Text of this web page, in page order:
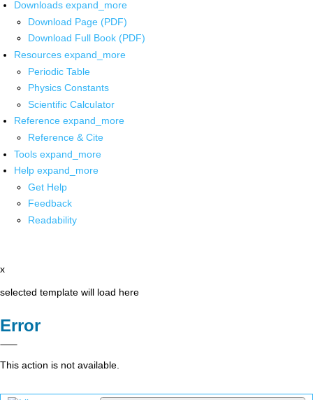
Downloads expand_more
Download Page (PDF)
Download Full Book (PDF)
Resources expand_more
Periodic Table
Physics Constants
Scientific Calculator
Reference expand_more
Reference & Cite
Tools expand_more
Help expand_more
Get Help
Feedback
Readability
x
selected template will load here
Error
This action is not available.